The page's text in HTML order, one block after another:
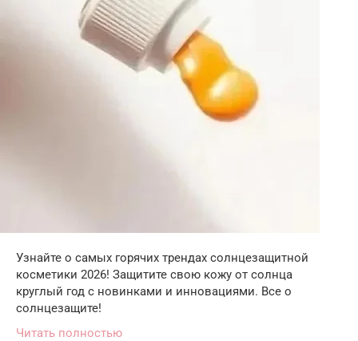
Узнайте о самых горячих трендах солнцезащитной
косметики 2026! Защитите свою кожу от солнца
круглый год с новинками и инновациями. Все о
солнцезащите!
Читать полностью